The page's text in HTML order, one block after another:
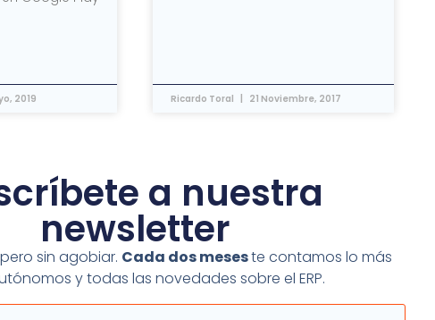
2019 Ricardo Toral 21 Noviembre, 2017
a nuestra
newsletter
sin agobiar. Cada dos meseste contamos lo más
y todas las novedades sobre el ERP.